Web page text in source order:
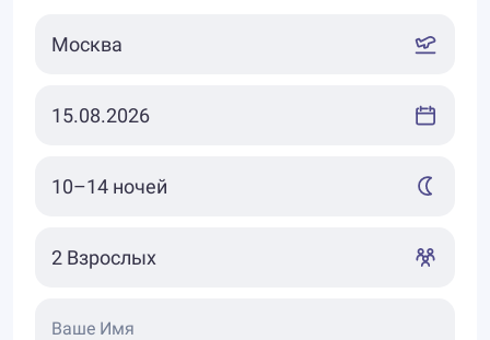
Ваше Имя